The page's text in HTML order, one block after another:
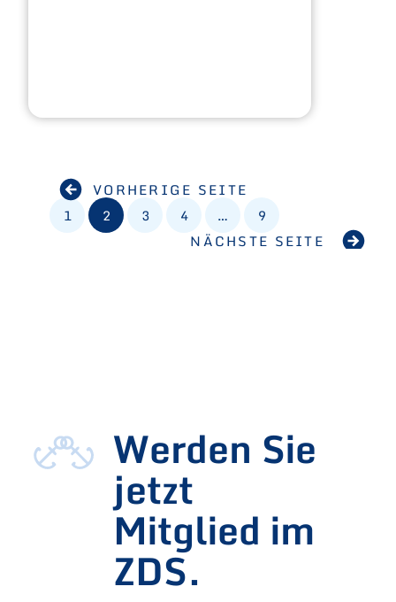
VORHERIGE SEITE
1
2 3 4 …
9
NÄCHSTE SEITE
Werden Sie
jetzt
Mitglied im
ZDS.